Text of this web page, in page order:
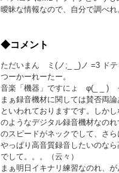
曖昧な情報なので、自分で調べれ
◆コメント
ただいまん ミ(ノ;_ _)ノ =3 ドテ
つーかーれーたー。
音楽「機器」ですにょ φ(_ _ )
まぁ録音機材に関しては賛否両
といわれておりますです。しか
のようなデジタル録音機材なの
のスピードがネックでして、さ
やっぱり高音質録音したいのな
でして。。。（云々）
まぁ明日イキナリ練習なのれ、が